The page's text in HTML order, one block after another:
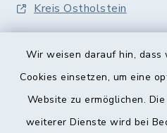
Wir weisen darauf hin,
Cookies einsetzen, um eine
Website zu ermöglichen.
weiterer Dienste wird bei
Kreis Ostholstein